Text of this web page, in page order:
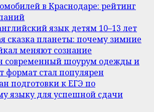
в Краснодаре: рейтинг
язык детям 10–13 лет
сказка планеты: почему зимние
меняют сознание
современный шоурум одежды и
формат стал популярен
подготовки к ЕГЭ по
языку для успешной сдачи